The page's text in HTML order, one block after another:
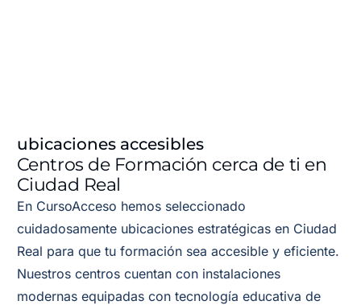
ubicaciones accesibles
Centros de Formación cerca de ti en
Ciudad Real
En CursoAcceso hemos seleccionado
cuidadosamente ubicaciones estratégicas en Ciudad
Real para que tu formación sea accesible y eficiente.
Nuestros centros cuentan con instalaciones
modernas equipadas con tecnología educativa de